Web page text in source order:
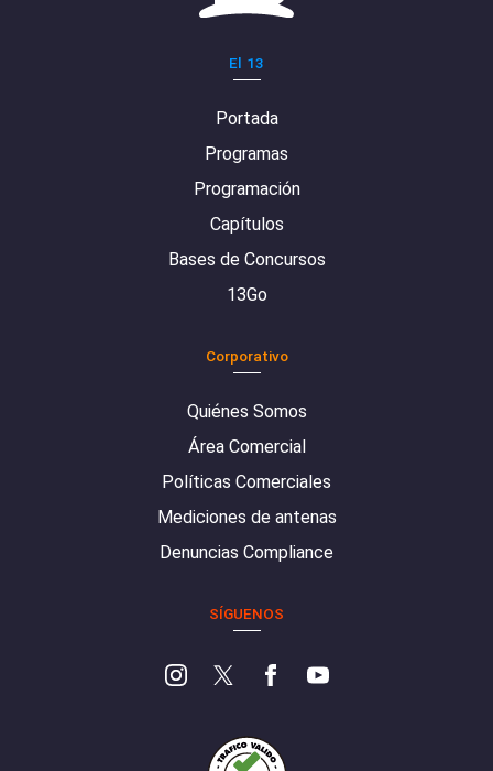
El 13
Portada
Programas
Programación
Capítulos
Bases de Concursos
13Go
Corporativo
Quiénes Somos
Área Comercial
Políticas Comerciales
Mediciones de antenas
Denuncias Compliance
SÍGUENOS